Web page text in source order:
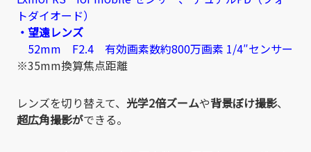
トダイオード）
・望遠レンズ
52mm F2.4 有効画素数約800万画素 1/4″センサー
※35mm換算焦点距離
レンズを切り替えて、 光学2倍ズームや背景ぼけ撮影、
超広角撮影ができる。